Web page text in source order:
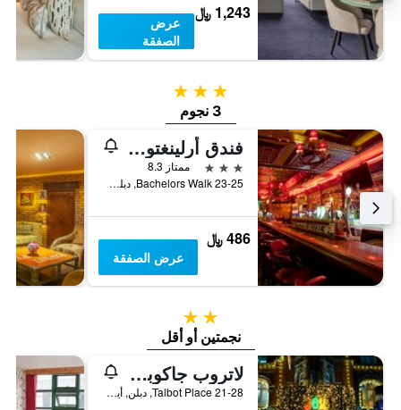
1,243 ﷼
عرض
الصفقة
3 نجوم
3 نجوم
فندق أرلينغتون أوكونيل بريدج
3 نجوم
ممتاز 8.3
23-25 Bachelors Walk, دبلن, أيرلندا
486 ﷼
عرض الصفقة
2 نجمتين
نجمتين أو أقل
لاتروب جاكوبز إن
21-28 Talbot Place, دبلن, أيرلندا